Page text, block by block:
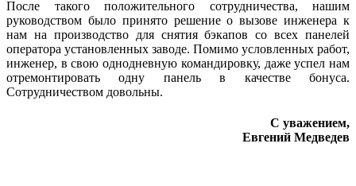
После такого положительного сотрудничества, нашим
руководством было принято решение о вызове инженера к
нам на производство для снятия бэкапов со всех панелей
оператора установленных заводе. Помимо условленных работ,
инженер, в свою однодневную командировку, даже успел нам
отремонтировать одну панель в качестве бонуса.
Сотрудничеством довольны.
С уважением,
Евгений Медведев